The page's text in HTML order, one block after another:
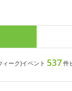
ーク)イベント 537件